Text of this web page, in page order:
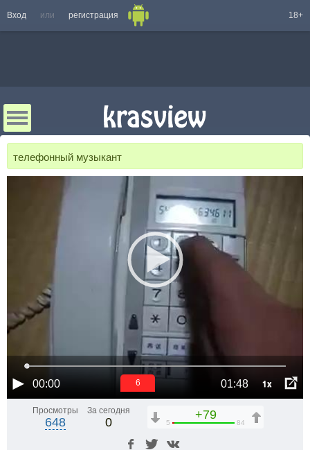
Вход или регистрация 18+
телефонный музыкант
00:00 01:48 1x
6
Просмотры
648
За сегодня
0
+79
5 84